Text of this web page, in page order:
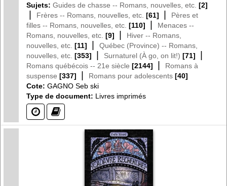
Sujets: Guides de chasse -- Romans, nouvelles, etc. [2]
| Frères -- Romans, nouvelles, etc. [61] |
Pères et
filles -- Romans, nouvelles, etc. [110] |
Menaces --
Romans, nouvelles, etc. [9] |
Hiver -- Romans,
nouvelles, etc. [11] |
Québec (Province) -- Romans,
nouvelles, etc. [353] | Surnaturel (À go, on lit!) [71] |
Romans québécois -- 21e siècle [2144] |
Romans à
suspense [337] | Romans pour adolescents [40]
Cote: GAGNO Seb ski
Type de document: Livres imprimés
(?) (?)